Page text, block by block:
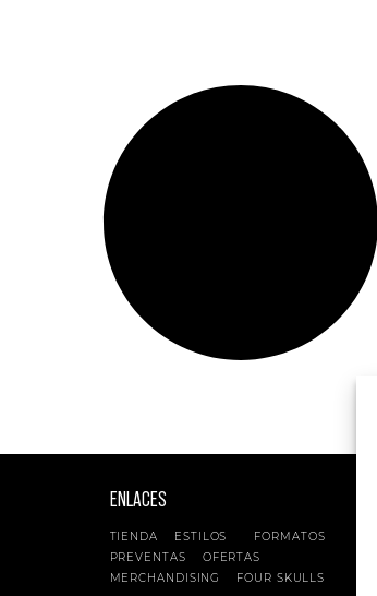
ENLACES
TIENDA ESTILOS
FORMATOS
PREVENTAS
OFERTAS
MERCHANDISING
FOUR SKULLS